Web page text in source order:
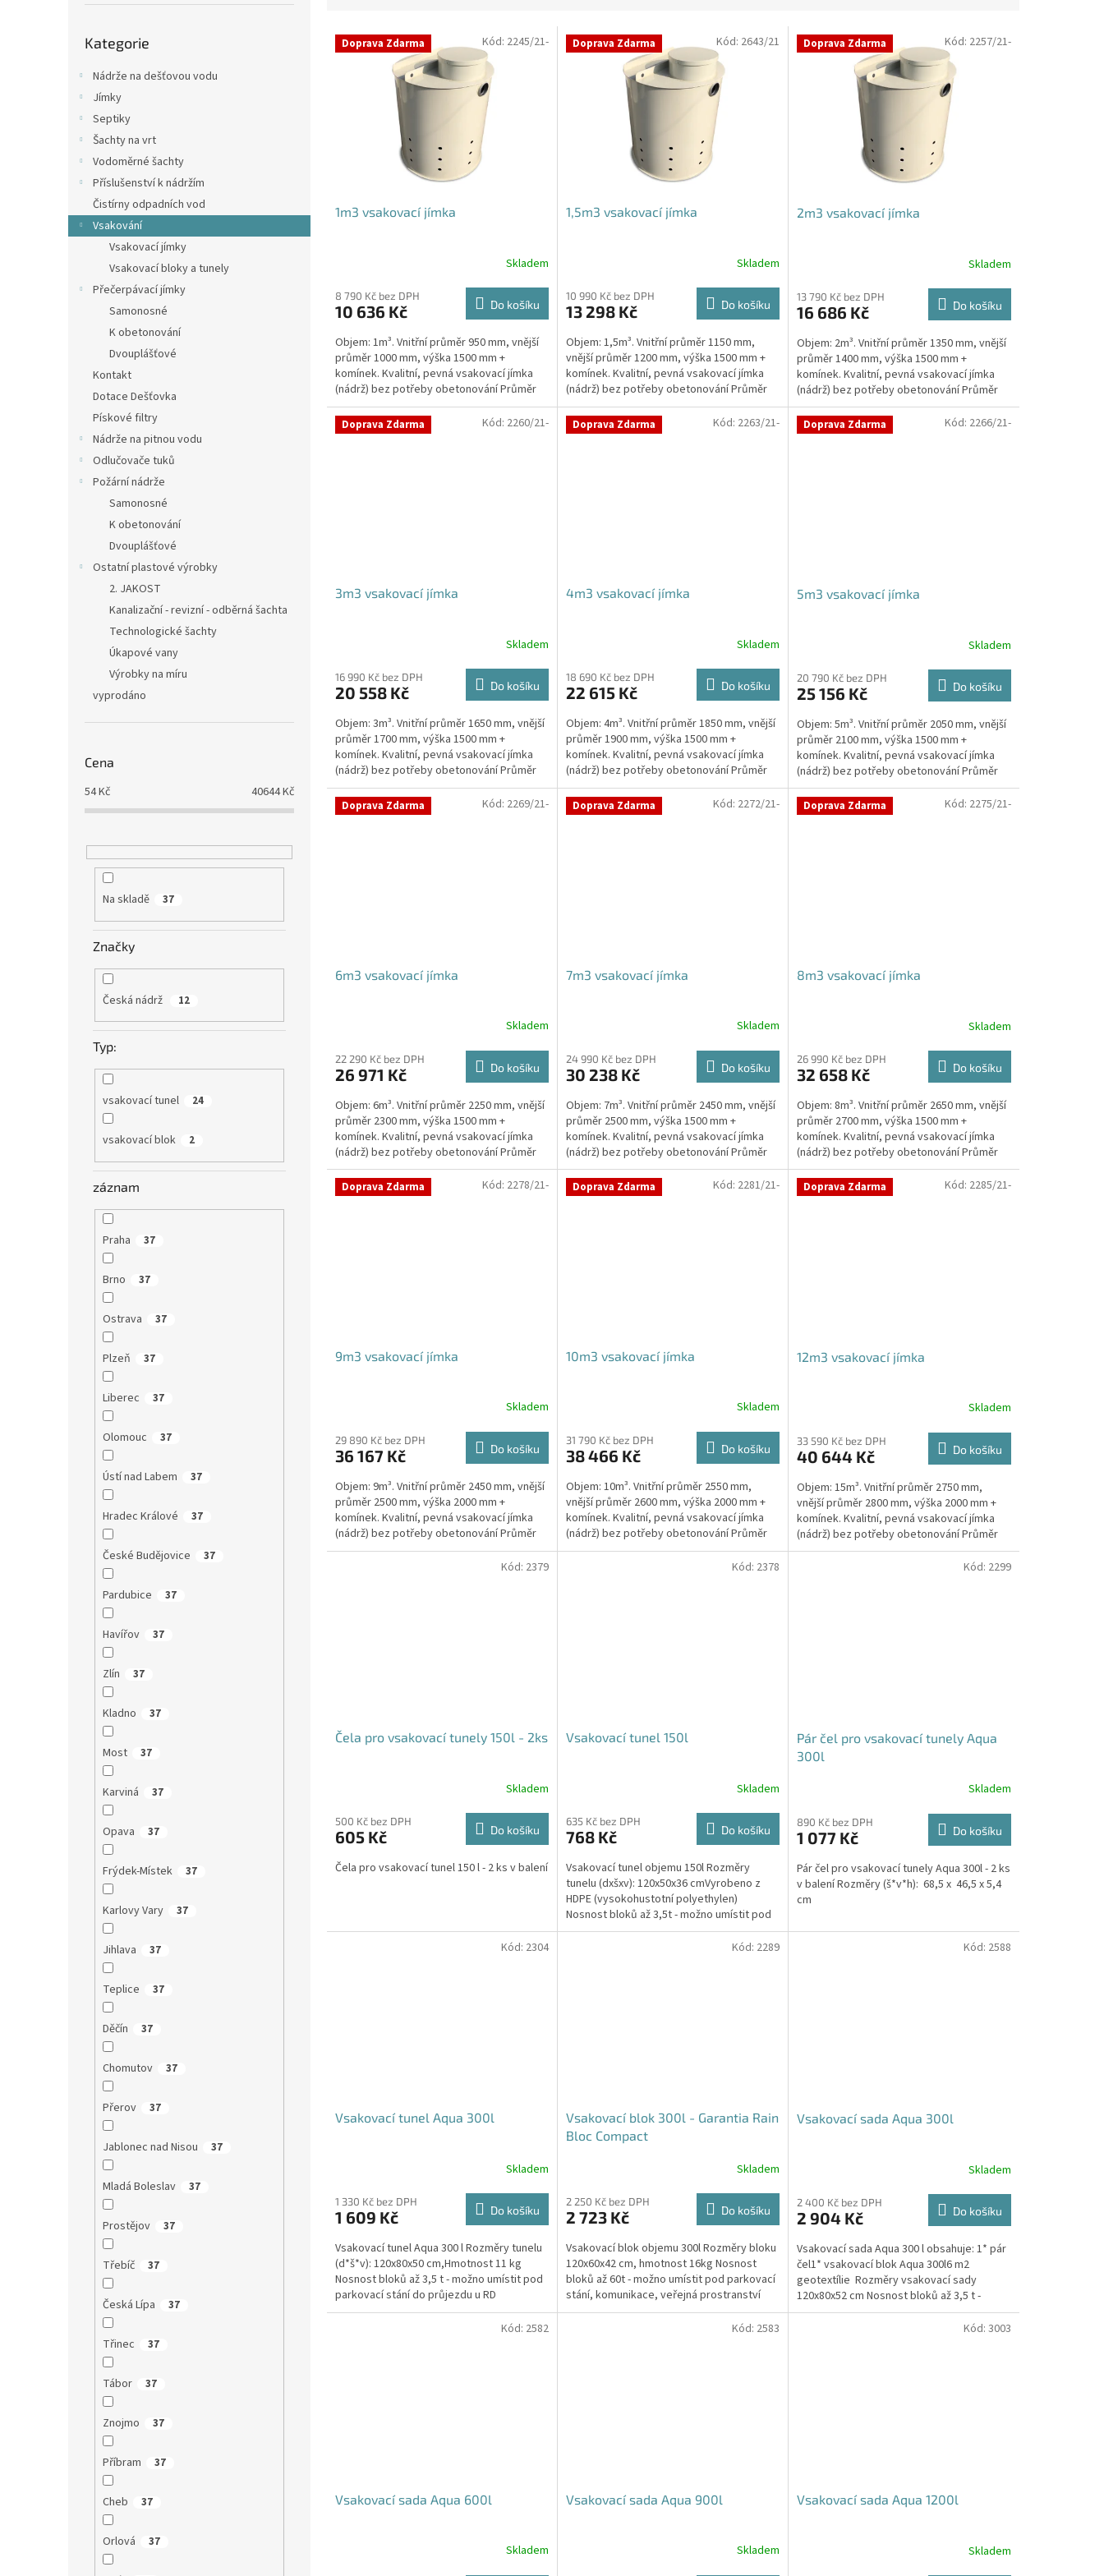
kategorie
Kategorie
Nádrže na dešťovou vodu
Jímky
Septiky
Šachty na vrt
Vodoměrné šachty
Příslušenství k nádržím
Čistírny odpadních vod
Vsakování
Vsakovací jímky
Vsakovací bloky a tunely
Přečerpávací jímky
Samonosné
K obetonování
Dvouplášťové
Kontakt
Dotace Dešťovka
Pískové filtry
Nádrže na pitnou vodu
Odlučovače tuků
Požární nádrže
Samonosné
K obetonování
Dvouplášťové
Ostatní plastové výrobky
2. JAKOST
Kanalizační - revizní - odběrná šachta
Technologické šachty
Úkapové vany
Výrobky na míru
vyprodáno
Cena
54Kč 40644Kč
Na skladě 37
Značky
Česká nádrž 12
Typ:
vsakovací tunel 24
vsakovací blok 2
záznam
Praha 37
Brno 37
Ostrava 37
Plzeň 37
Liberec 37
Olomouc 37
Ústí nad Labem 37
Hradec Králové 37
České Budějovice 37
Pardubice 37
Havířov 37
Zlín 37
Kladno 37
Most 37
Karviná 37
Opava 37
Frýdek-Místek 37
Karlovy Vary 37
Jihlava 37
Teplice 37
Děčín 37
Chomutov 37
Přerov 37
Jablonec nad Nisou 37
Mladá Boleslav 37
Prostějov 37
Třebíč 37
Česká Lípa 37
Třinec 37
Tábor 37
Znojmo 37
Příbram 37
Cheb 37
Orlová 37
nV Doprava Zdarma
1m3 vsakovací jímka
produktu
je
z
5
hvězdiček.
Skladem
8 790 Kč bez DPH
10 636 Kč Do košíku
Objem: 1m³. Vnitřní průměr 950 mm, vnější
průměr 1000 mm, výška 1500 mm +
komínek. Kvalitní, pevná vsakovací jímka
(nádrž) bez potřeby obetonování Průměr
přítoku a odtoku +...
Kód: 2245/21- Doprava Zdarma
1,5m3 vsakovací jímka
Skladem
10 990 Kč bez DPH
13 298 Kč Do košíku
Objem: 1,5m³. Vnitřní průměr 1150 mm,
vnější průměr 1200 mm, výška 1500 mm +
komínek. Kvalitní, pevná vsakovací jímka
(nádrž) bez potřeby obetonování Průměr
přítoku a odtoku +...
Kód: 2643/21 Doprava Zdarma
2m3 vsakovací jímka
produktu
je
z
5
hvězdiček.
Skladem
13 790 Kč bez DPH
16 686 Kč Do košíku
Objem: 2m³. Vnitřní průměr 1350 mm, vnější
průměr 1400 mm, výška 1500 mm +
komínek. Kvalitní, pevná vsakovací jímka
(nádrž) bez potřeby obetonování Průměr
přítoku a odtoku +...
Kód: 2257/21-
Doprava Zdarma
3m3 vsakovací jímka
Skladem
16 990 Kč bez DPH
20 558 Kč Do košíku
Objem: 3m³. Vnitřní průměr 1650 mm, vnější
průměr 1700 mm, výška 1500 mm +
komínek. Kvalitní, pevná vsakovací jímka
(nádrž) bez potřeby obetonování Průměr
přítoku a odtoku +...
Kód: 2260/21- Doprava Zdarma
4m3 vsakovací jímka
Skladem
18 690 Kč bez DPH
22 615 Kč Do košíku
Objem: 4m³. Vnitřní průměr 1850 mm, vnější
průměr 1900 mm, výška 1500 mm +
komínek. Kvalitní, pevná vsakovací jímka
(nádrž) bez potřeby obetonování Průměr
přítoku a odtoku +...
Kód: 2263/21- Doprava Zdarma
5m3 vsakovací jímka
produktu
je
z
5
hvězdiček.
Skladem
20 790 Kč bez DPH
25 156 Kč Do košíku
Objem: 5m³. Vnitřní průměr 2050 mm, vnější
průměr 2100 mm, výška 1500 mm +
komínek. Kvalitní, pevná vsakovací jímka
(nádrž) bez potřeby obetonování Průměr
přítoku a odtoku +...
Kód: 2266/21-
Doprava Zdarma
6m3 vsakovací jímka
Skladem
22 290 Kč bez DPH
26 971 Kč Do košíku
Objem: 6m³. Vnitřní průměr 2250 mm, vnější
průměr 2300 mm, výška 1500 mm +
komínek. Kvalitní, pevná vsakovací jímka
(nádrž) bez potřeby obetonování Průměr
přítoku a odtoku +...
Kód: 2269/21- Doprava Zdarma
7m3 vsakovací jímka
Skladem
24 990 Kč bez DPH
30 238 Kč Do košíku
Objem: 7m³. Vnitřní průměr 2450 mm, vnější
průměr 2500 mm, výška 1500 mm +
komínek. Kvalitní, pevná vsakovací jímka
(nádrž) bez potřeby obetonování Průměr
přítoku a odtoku +...
Kód: 2272/21- Doprava Zdarma
8m3 vsakovací jímka
Skladem
26 990 Kč bez DPH
32 658 Kč Do košíku
Objem: 8m³. Vnitřní průměr 2650 mm, vnější
průměr 2700 mm, výška 1500 mm +
komínek. Kvalitní, pevná vsakovací jímka
(nádrž) bez potřeby obetonování Průměr
přítoku a odtoku +...
Kód: 2275/21-
Doprava Zdarma
9m3 vsakovací jímka
Skladem
29 890 Kč bez DPH
36 167 Kč Do košíku
Objem: 9m³. Vnitřní průměr 2450 mm, vnější
průměr 2500 mm, výška 2000 mm +
komínek. Kvalitní, pevná vsakovací jímka
(nádrž) bez potřeby obetonování Průměr
přítoku a odtoku +...
Kód: 2278/21- Doprava Zdarma
10m3 vsakovací jímka
produktu
je
z
5
hvězdiček.
Skladem
31 790 Kč bez DPH
38 466 Kč Do košíku
Objem: 10m³. Vnitřní průměr 2550 mm,
vnější průměr 2600 mm, výška 2000 mm +
komínek. Kvalitní, pevná vsakovací jímka
(nádrž) bez potřeby obetonování Průměr
přítoku a odtoku +...
Kód: 2281/21- Doprava Zdarma
12m3 vsakovací jímka
produktu
je
z
5
hvězdiček.
Skladem
33 590 Kč bez DPH
40 644 Kč Do košíku
Objem: 15m³. Vnitřní průměr 2750 mm,
vnější průměr 2800 mm, výška 2000 mm +
komínek. Kvalitní, pevná vsakovací jímka
(nádrž) bez potřeby obetonování Průměr
přítoku a odtoku +...
Kód: 2285/21-
Čela pro vsakovací tunely 150l - 2ks
Skladem
500 Kč bez DPH
605 Kč Do košíku
Čela pro vsakovací tunel 150 l - 2 ks v balení
Kód: 2379
Vsakovací tunel 150l
produktu
je
z
5
hvězdiček.
Skladem
635 Kč bez DPH
768 Kč Do košíku
Vsakovací tunel objemu 150l Rozměry
tunelu (dxšxv): 120x50x36 cmVyrobeno z
HDPE (vysokohustotní polyethylen)
Nosnost bloků až 3,5t - možno umístit pod
parkovací stání do...
Kód: 2378
Pár čel pro vsakovací tunely Aqua
300l
Skladem
890 Kč bez DPH
1 077 Kč Do košíku
Pár čel pro vsakovací tunely Aqua 300l - 2 ks
v balení Rozměry (š*v*h): 68,5 x 46,5 x 5,4
cm
Kód: 2299
Vsakovací tunel Aqua 300l
Skladem
1 330 Kč bez DPH
1 609 Kč Do košíku
Vsakovací tunel Aqua 300 l Rozměry tunelu
(d*š*v): 120x80x50 cm,Hmotnost 11 kg
Nosnost bloků až 3,5 t - možno umístit pod
parkovací stání do průjezdu u RD
Kód: 2304
Vsakovací blok 300l - Garantia Rain
Bloc Compact
produktu
je
z
5
hvězdiček.
Skladem
2 250 Kč bez DPH
2 723 Kč Do košíku
Vsakovací blok objemu 300l Rozměry bloku
120x60x42 cm, hmotnost 16kg Nosnost
bloků až 60t - možno umístit pod parkovací
stání, komunikace, veřejná prostranství
Cena včetně...
Kód: 2289
Vsakovací sada Aqua 300l
produktu
je
z
5
hvězdiček.
Skladem
2 400 Kč bez DPH
2 904 Kč Do košíku
Vsakovací sada Aqua 300 l obsahuje: 1* pár
čel1* vsakovací blok Aqua 300l6 m2
geotextílie Rozměry vsakovací sady
120x80x52 cm Nosnost bloků až 3,5 t -
možno umístit pod...
Kód: 2588
Vsakovací sada Aqua 600l
Skladem
Kód: 2582
Vsakovací sada Aqua 900l
Skladem
Kód: 2583
Vsakovací sada Aqua 1200l
Skladem
Kód: 3003